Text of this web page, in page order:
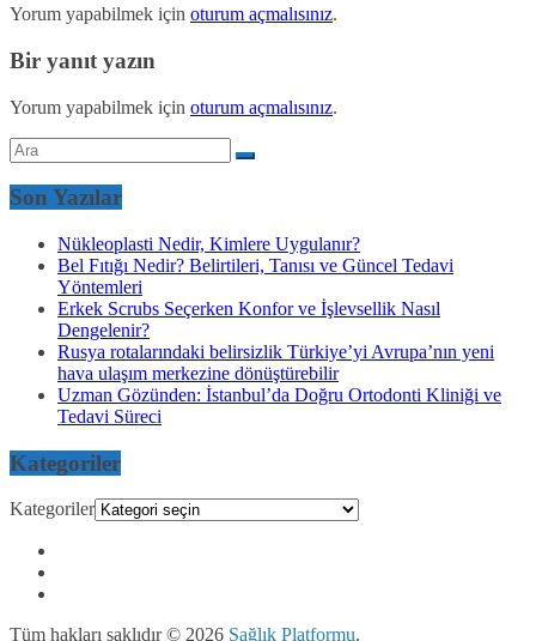
Yorum yapabilmek için oturum açmalısınız.
Bir yanıt yazın
Yorum yapabilmek için oturum açmalısınız.
Son Yazılar
Nükleoplasti Nedir, Kimlere Uygulanır?
Bel Fıtığı Nedir? Belirtileri, Tanısı ve Güncel Tedavi
Yöntemleri
Erkek Scrubs Seçerken Konfor ve İşlevsellik Nasıl
Dengelenir?
Rusya rotalarındaki belirsizlik Türkiye’yi Avrupa’nın yeni
hava ulaşım merkezine dönüştürebilir
Uzman Gözünden: İstanbul’da Doğru Ortodonti Kliniği ve
Tedavi Süreci
Kategoriler
Kategoriler
Tüm hakları saklıdır © 2026 Sağlık Platformu.